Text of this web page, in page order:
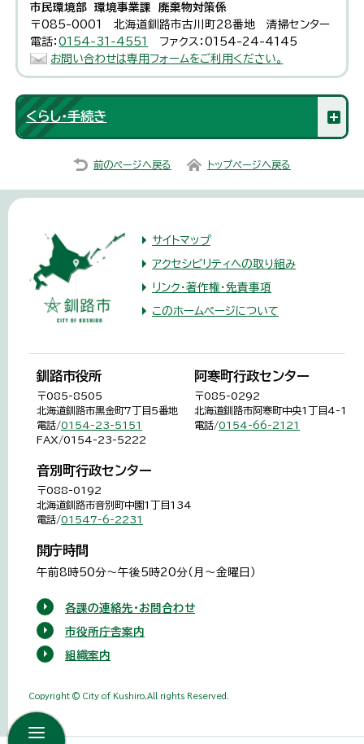
市民環境部 環境事業課 廃棄物対策係
〒085-0001 北海道釧路市古川町28番地 清掃センター
電話：0154-31-4551
ファクス：0154-24-4145
お問い合わせは専用フォームをご利用ください。
くらし・手続き
前のページへ戻る トップページへ戻る
サイトマップ
アクセシビリティへの取り組み
リンク・著作権・免責事項
このホームページについて
釧路市役所
〒085-8505
北海道釧路市黒金町7丁目5番地
電話/0154-23-5151
FAX/0154-23-5222
阿寒町行政センター
〒085-0292
北海道釧路市阿寒町中央1丁目4-1
電話/0154-66-2121
音別町行政センター
〒088-0192
北海道釧路市音別町中園1丁目134
電話/01547-6-2231
開庁時間
午前8時50分～午後5時20分（月～金曜日）
各課の連絡先・お問合わせ
市役所庁舎案内
組織案内
Copyright © City of Kushiro,All rights Reserved.